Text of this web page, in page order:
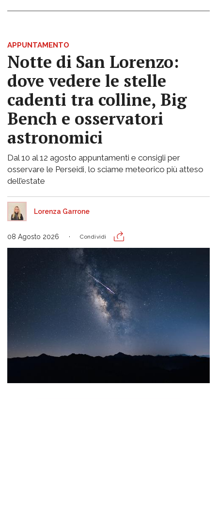
APPUNTAMENTO
Notte di San Lorenzo:
dove vedere le stelle
cadenti tra colline, Big
Bench e osservatori
astronomici
Dal 10 al 12 agosto appuntamenti e consigli per
osservare le Perseidi, lo sciame meteorico più atteso
dell’estate
Lorenza Garrone
08 Agosto 2026 Condividi